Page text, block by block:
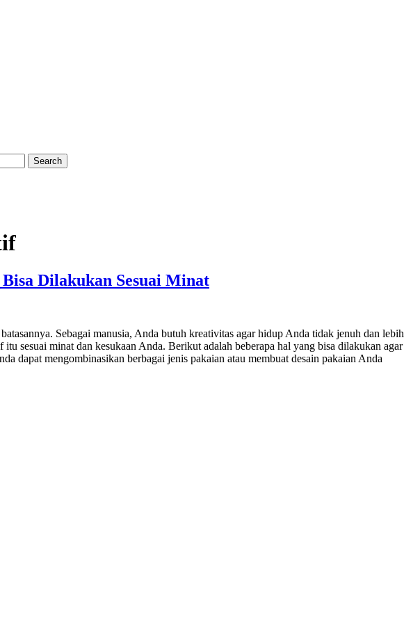
Dilakukan Sesuai Minat
Sebagai manusia, Anda butuh kreativitas agar hidup Anda tidak jenuh dan lebih
sesuai minat dan kesukaan Anda. Berikut adalah beberapa hal yang bisa dilakukan agar
dapat mengombinasikan berbagai jenis pakaian atau membuat desain pakaian Anda